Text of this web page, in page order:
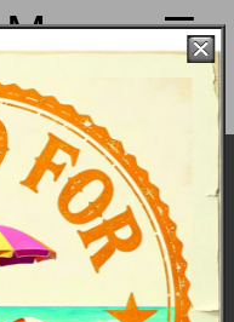
Menu
Street Bob
& Bildergalerie